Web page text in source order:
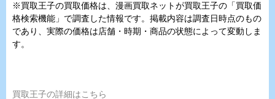
※買取王子の買取価格は、漫画買取ネットが買取王子の「買取価
格検索機能」で調査した情報です。掲載内容は調査日時点のもの
であり、実際の価格は店舗・時期・商品の状態によって変動しま
す。
買取王子の詳細はこちら